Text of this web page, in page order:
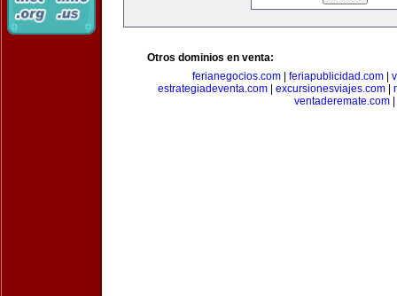
Otros dominios en venta:
ferianegocios.com| feriapublicidad.com|
estrategiadeventa.com| excursionesviajes.com|
ventaderemate.com